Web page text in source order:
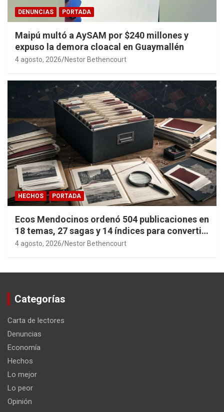
DENUNCIAS PORTADA
Maipú multó a AySAM por $240 millones y
expuso la demora cloacal en Guaymallén
4 agosto, 2026 Nestor Bethencourt
HECHOS PORTADA
Ecos Mendocinos ordenó 504 publicaciones en
18 temas, 27 sagas y 14 índices para convertir
años de investigación en memoria pública
4 agosto, 2026 Nestor Bethencourt
Categorías
Carta de lectores
Denuncias
Economía
Hechos
Lo mejor
Lo peor
Opinión